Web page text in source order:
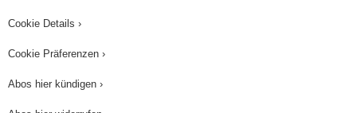
Cookie Details ›
Cookie Präferenzen ›
Abos hier kündigen ›